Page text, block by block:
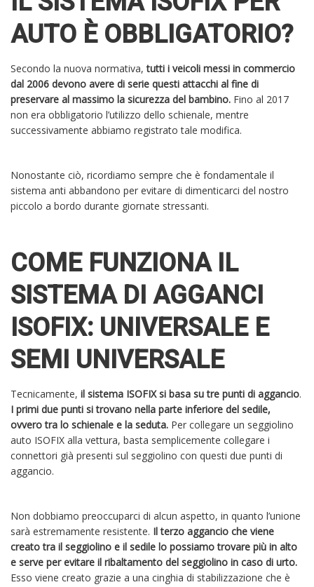
AUTO È OBBLIGATORIO?
Secondo la nuova normativa,tutti i veicoli messi in commercio
dal 2006 devono avere di serie questi attacchi al fine di
preservare al massimo la sicurezza del bambino. Fino al 2017
non era obbligatorio l’utilizzo dello schienale, mentre
successivamente abbiamo registrato tale modifica.
Nonostante ciò, ricordiamo sempre che è fondamentale il
sistema anti abbandono per evitare di dimenticarci del nostro
piccolo a bordo durante giornate stressanti.
COME FUNZIONA IL
SISTEMA DI AGGANCI
ISOFIX: UNIVERSALE E
SEMI UNIVERSALE
Tecnicamente, il sistema ISOFIX si basa su tre punti di aggancio.
I primi due punti si trovano nella parte inferiore del sedile,
ovvero tra lo schienale e la seduta. Per collegare un seggiolino
auto ISOFIX alla vettura, basta semplicemente collegare i
connettori già presenti sul seggiolino con questi due punti di
aggancio.
Non dobbiamo preoccuparci di alcun aspetto, in quanto l’unione
sarà estremamente resistente. Il terzo aggancio che viene
creato tra il seggiolino e il sedile lo possiamo trovare più in alto
e serve per evitare il ribaltamento del seggiolino in caso di urto.
Esso viene creato grazie a una cinghia di stabilizzazione che è